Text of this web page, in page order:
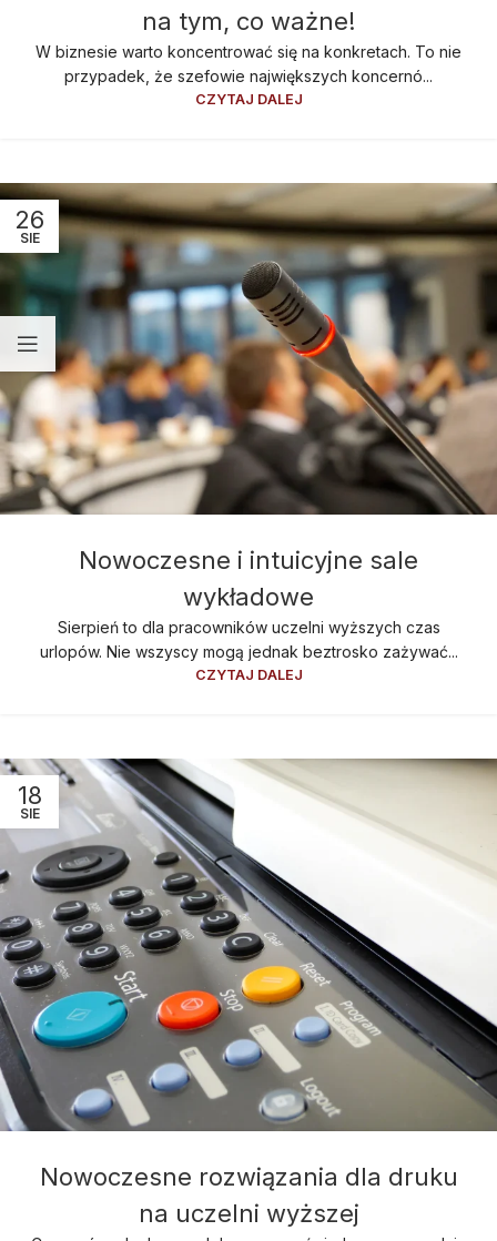
na tym, co ważne!
W biznesie warto koncentrować się na konkretach. To nie
przypadek, że szefowie największych koncernó...
CZYTAJ DALEJ
26
SIE
Nowoczesne i intuicyjne sale
wykładowe
Sierpień to dla pracowników uczelni wyższych czas
urlopów. Nie wszyscy mogą jednak beztrosko zażywać...
CZYTAJ DALEJ
18
SIE
Nowoczesne rozwiązania dla druku
na uczelni wyższej